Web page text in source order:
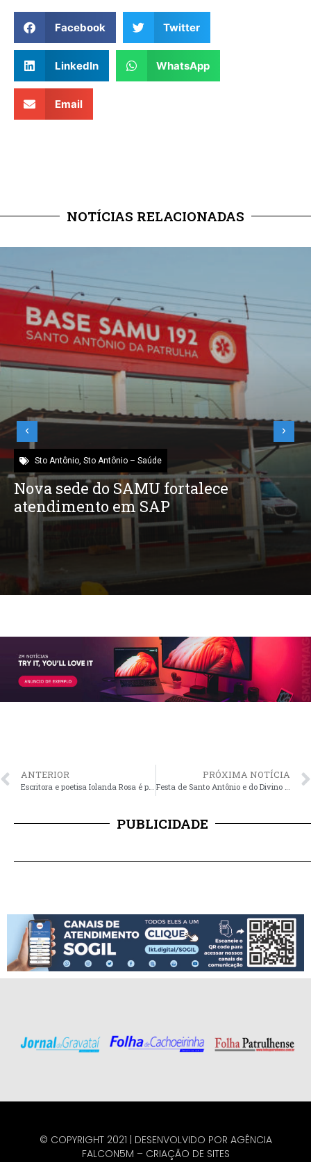
Facebook Twitter
LinkedIn WhatsApp
Email
NOTÍCIAS RELACIONADAS
Sto Antônio, Sto Antônio – Saúde
Nova sede do SAMU fortalece
atendimento em SAP
ANTERIOR PRÓXIMA NOTÍCIA
PUBLICIDADE
© COPYRIGHT 2021 | DESENVOLVIDO POR AGÊNCIA
FALCON5M – CRIAÇÃO DE SITES